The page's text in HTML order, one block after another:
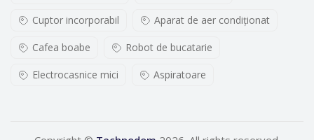
Cuptor incorporabil Aparat de aer condiționat
Cafea boabe Robot de bucatarie
Electrocasnice mici Aspiratoare